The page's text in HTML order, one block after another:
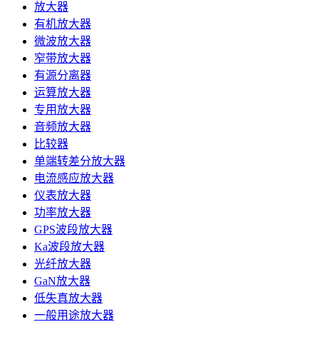
放大器
有机放大器
微波放大器
窄带放大器
有源分离器
运算放大器
专用放大器
音频放大器
比较器
单端转差分放大器
电流感应放大器
仪表放大器
功率放大器
GPS波段放大器
Ka波段放大器
光纤放大器
GaN放大器
低失真放大器
一般用途放大器